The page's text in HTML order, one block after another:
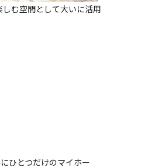
む空間として大いに活用
ひとつだけのマイホー